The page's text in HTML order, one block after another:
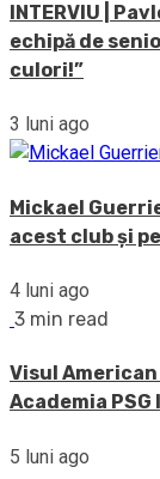
INTERVIU |
echipă de
culori!”
3 luni ago
Mickael
acest club și
4 luni ago
3 min read
Visul
Academia PSG
5 luni ago